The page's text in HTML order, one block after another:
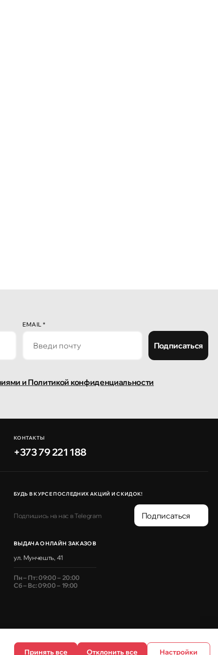
EMAIL*
Подписаться
и Политикой конфиденциальности
КОНТАКТЫ
+373 79 221 188
БУДЬ В КУРСЕ ПОСЛЕДНИХ АКЦИЙ И СКИДОК!
Подпишись на нас в Telegram Подписаться
ВЫДАЧА ОНЛАЙН ЗАКАЗОВ
ул. Мунчешть, 41
Пн – Пт: 09:00 – 20:00
Сб – Вс: 09:00 – 19:00
Принять все Отклонить все Настройки